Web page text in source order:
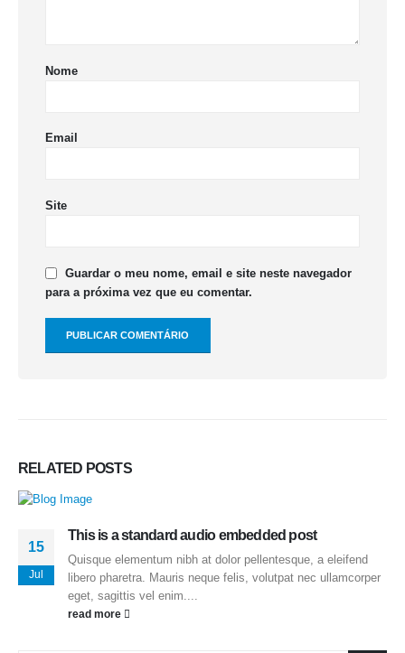
Nome
Email
Site
Guardar o meu nome, email e site neste navegador
para a próxima vez que eu comentar.
RELATED POSTS
15
Jul
This is a standard audio embedded post
Quisque elementum nibh at dolor pellentesque, a eleifend
libero pharetra. Mauris neque felis, volutpat nec ullamcorper
eget, sagittis vel enim....
read more